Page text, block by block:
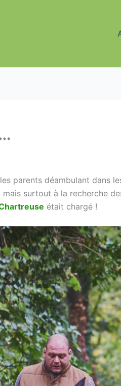
parents déambulant dans
surtout à la recherche
était chargé !